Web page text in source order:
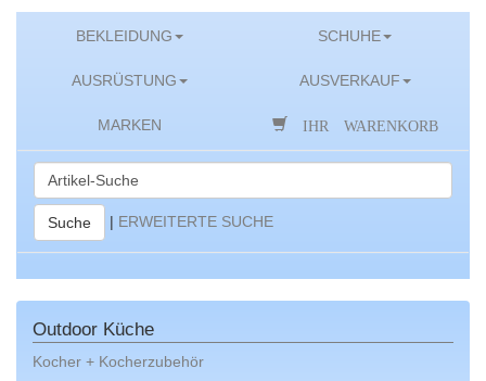
BEKLEIDUNG SCHUHE
AUSRÜSTUNG AUSVERKAUF
MARKEN IHR WARENKORB
Suche | ERWEITERTE SUCHE
Outdoor Küche
Kocher + Kocherzubehör